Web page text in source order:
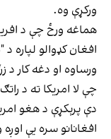
ورکړې وه.
هماغه ورځ چې د
ورساوه او دغه کار د
چې لا امریکا ته د
دې پرېکړې د هغو
افغانانو سره یې